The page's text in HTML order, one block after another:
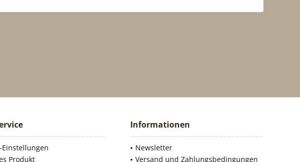
Einstellungen
Produkt
Informationen
Newsletter
Versand und Zahlungsbedingungen